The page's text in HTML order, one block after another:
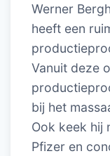
Werner
heeft een
Vanuit deze
bij het
Ook keek hij
Pfizer en